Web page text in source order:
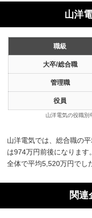
山洋
職級
大卒/総合職
管理職
役員
山洋電気の役職別
山洋電気では、総合職の
は974万円前後になりま
全体で平均5,520万円でし
関連